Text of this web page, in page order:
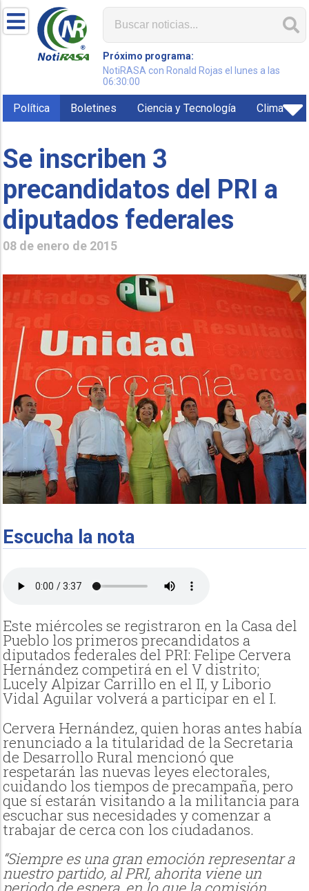
Próximo programa:
NotiRASA con Ronald Rojas el lunes a las
06:30:00
Política Boletines Ciencia y Tecnología Clima
Se inscriben 3
precandidatos del PRI a
diputados federales
08 de enero de 2015
Escucha la nota
Este miércoles se registraron en la Casa del
Pueblo los primeros precandidatos a
diputados federales del PRI: Felipe Cervera
Hernández competirá en el V distrito;
Lucely Alpizar Carrillo en el II, y Liborio
Vidal Aguilar volverá a participar en el I.
Cervera Hernández, quien horas antes había
renunciado a la titularidad de la Secretaria
de Desarrollo Rural mencionó que
respetarán las nuevas leyes electorales,
cuidando los tiempos de precampaña, pero
que sí estarán visitando a la militancia para
escuchar sus necesidades y comenzar a
trabajar de cerca con los ciudadanos.
“Siempre es una gran emoción representar a
nuestro partido, al PRI, ahorita viene un